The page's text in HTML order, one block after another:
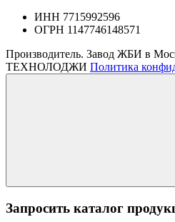
ИНН 7715992596
ОГРН 1147746148571
Производитель. Завод ЖБИ в
ТЕХНОЛОДЖИ Политика
Запросить каталог